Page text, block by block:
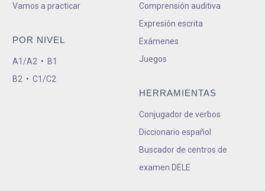
Vamos a practicar
POR NIVEL
A1/A2 • B1
B2 • C1/C2
Comprensión auditiva
Expresión escrita
Exámenes
Juegos
HERRAMIENTAS
Conjugador de verbos
Diccionario español
Buscador de centros de
examen DELE